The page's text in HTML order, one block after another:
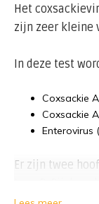
Het
zijn zeer kleine
In deze test
Coxsackie
Coxsackie
Enterovirus
Er zijn twee